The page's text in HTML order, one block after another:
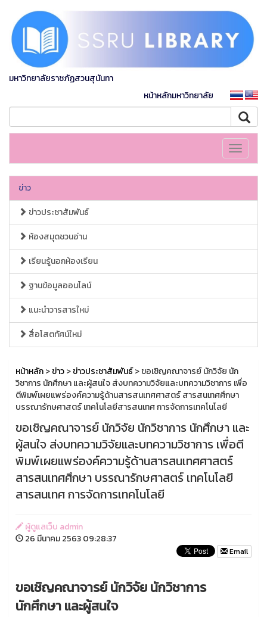
มหาวิทยาลัยราชภัฏสวนสุนันทา
หน้าหลักมหาวิทยาลัย
Toggle
ข่าว
ข่าวประชาสัมพันธ์
ห้องสมุดชวนอ่าน
เรียนรู้นอกห้องเรียน
ฐานข้อมูลออนไลน์
แนะนำวารสารใหม่
สื่อโสตทัศน์ใหม่
หน้าหลัก>ข่าว>ข่าวประชาสัมพันธ์> ขอเชิญคณาจารย์ นักวิจัย นัก
วิชาการ นักศึกษา และผู้สนใจ ส่งบทความวิจัยและบทความวิชาการ เพื่อ
ตีพิมพ์เผยแพร่องค์ความรู้ด้านสารสนเทศศาสตร์ สารสนเทศศึกษา
บรรณารักษศาสตร์ เทคโนโลยีสารสนเทศ การจัดการเทคโนโลยี
ขอเชิญคณาจารย์ นักวิจัย นักวิชาการ นักศึกษา และ
ผู้สนใจ ส่งบทความวิจัยและบทความวิชาการ เพื่อตี
พิมพ์เผยแพร่องค์ความรู้ด้านสารสนเทศศาสตร์
สารสนเทศศึกษา บรรณารักษศาสตร์ เทคโนโลยี
สารสนเทศ การจัดการเทคโนโลยี
ผู้ดูแลเว็บ admin
26 มีนาคม 2563 09:28:37
Email
ขอเชิญคณาจารย์ นักวิจัย นักวิชาการ
นักศึกษา และผู้สนใจ